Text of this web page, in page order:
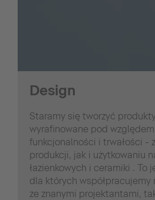
Design
Staramy się tworzyć
wyrafinowane pod
funkcjonalności i trwałości -
produkcji, jak i użytkowaniu
łazienkowych i ceramiki . To
dla których współpracujemy
ze znanymi projektantami,